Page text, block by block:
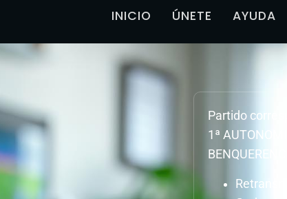
INICIO ÚNETE AYUDA
Partido
1ª